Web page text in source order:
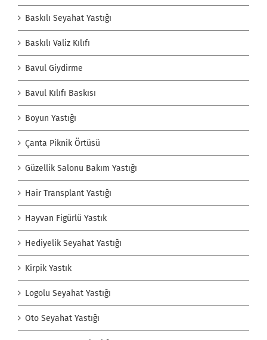
Baskılı Seyahat Yastığı
Baskılı Valiz Kılıfı
Bavul Giydirme
Bavul Kılıfı Baskısı
Boyun Yastığı
Çanta Piknik Örtüsü
Güzellik Salonu Bakım Yastığı
Hair Transplant Yastığı
Hayvan Figürlü Yastık
Hediyelik Seyahat Yastığı
Kirpik Yastık
Logolu Seyahat Yastığı
Oto Seyahat Yastığı